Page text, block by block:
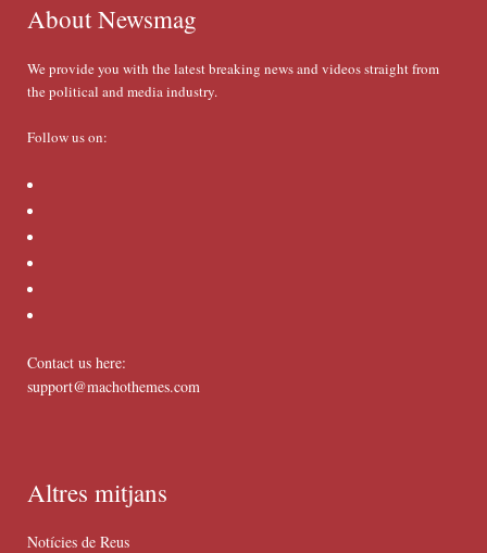
About Newsmag
We provide you with the latest breaking news and videos straight from
the political and media industry.
Follow us on:
Contact us here:
support@machothemes.com
Altres mitjans
Notícies de Reus